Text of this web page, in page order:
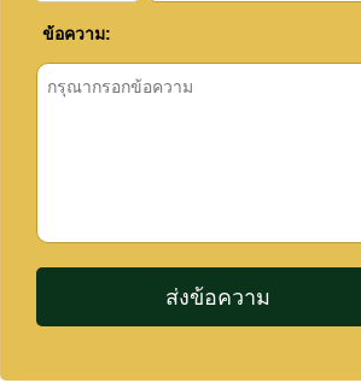
ข้อความ: